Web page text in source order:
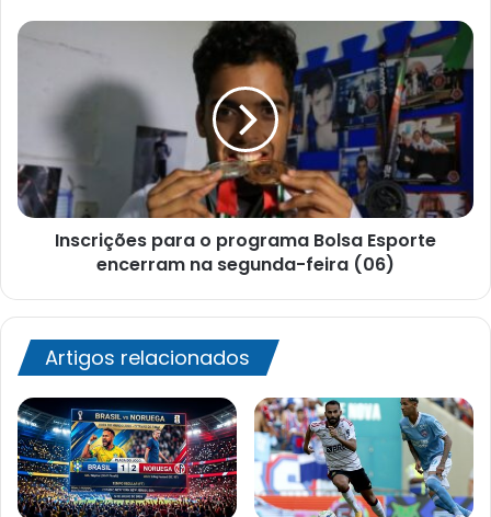
Inscrições
programa
encerram
na
segunda-
Inscrições para o programa Bolsa Esporte
encerram na segunda-feira (06)
Artigos relacionados